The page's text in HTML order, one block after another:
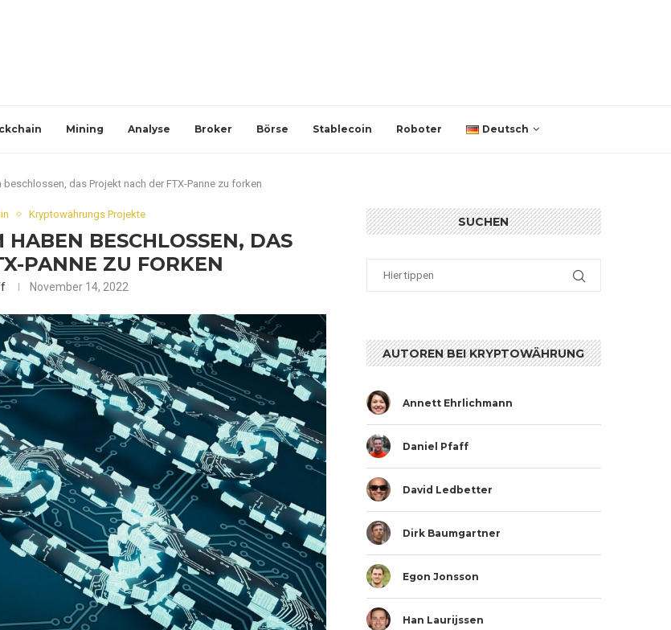
Mining Analyse Broker Börse Stablecoin Roboter Deutsch
beschlossen, das Projekt nach der FTX-Panne zu forken
Kryptowährungs Projekte
BESCHLOSSEN, DAS
PANNE ZU FORKEN
November 14, 2022
SUCHEN
AUTOREN BEI KRYPTOWÄHRUNG
Annett Ehrlichmann
Daniel Pfaff
David Ledbetter
Dirk Baumgartner
Egon Jonsson
Han Laurijssen